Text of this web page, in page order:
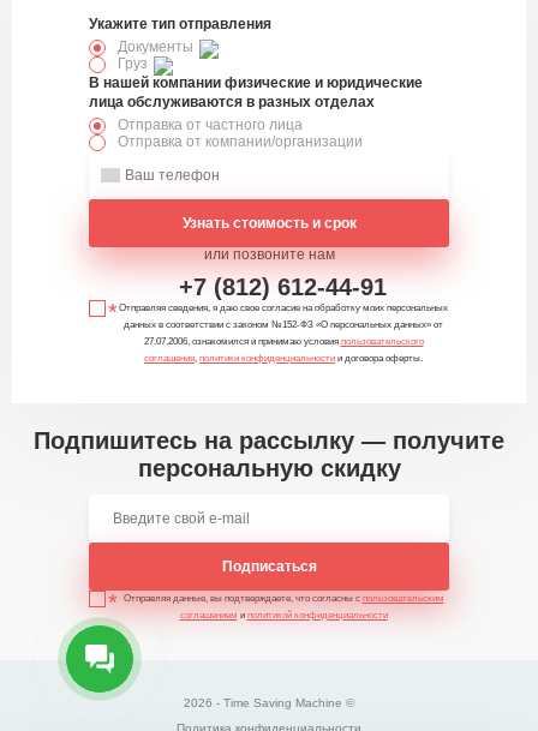
Укажите тип отправления
Документы
Груз
В нашей компании физические и юридические
лица обслуживаются в разных отделах
Отправка от частного лица
Отправка от компании/организации
Узнать стоимость и срок
или позвоните нам
+7 (812) 612-44-91
Отправляя сведения, я даю свое согласие на обработку моих персональных
данных в соответствии с законом №152-ФЗ «О персональных данных» от
27.07.2006, ознакомился и принимаю условия пользовательского
соглашения политики конфиденциальности и договора оферты.
Подпишитесь на рассылку — получите
персональную скидку
Подписаться
Отправляя данные, вы подтверждаете, что согласны с пользовательским
соглашением и политикой конфиденциальности
2026 - Time Saving Machine ©
Политика конфиденциальности